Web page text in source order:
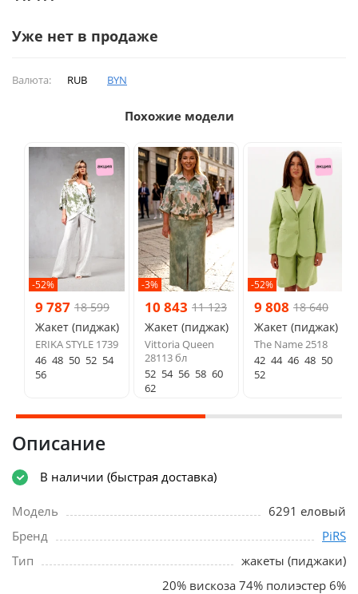
Уже нет в продаже
Валюта: RUB BYN
Похожие модели
-52%
9 787 18 599
Жакет (пиджак)
ERIKA STYLE 1739
46 48 50 52 54
56
-3%
10 843 11 123
Жакет (пиджак)
Vittoria Queen
28113 бл
52 54 56 58 60
62
-52%
9 808 18 640
Жакет (пиджак)
The Name 2518
42 44 46 48 50
52
Описание
В наличии (быстрая доставка)
Модель
6291 еловый
Бренд
PiRS
Тип
жакеты (пиджаки)
20% вискоза 74% полиэстер 6%